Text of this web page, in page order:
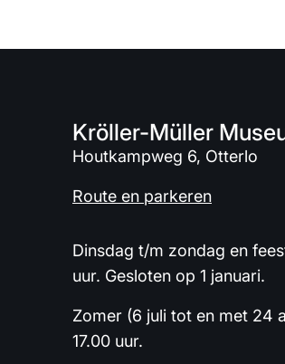
Kröller-Müller
Houtkampweg 6, Otterlo
Route en parkeren
Dinsdag t/m zondag en
uur. Gesloten op 1 januari.
Zomer (6 juli tot en met 24
17.00 uur.